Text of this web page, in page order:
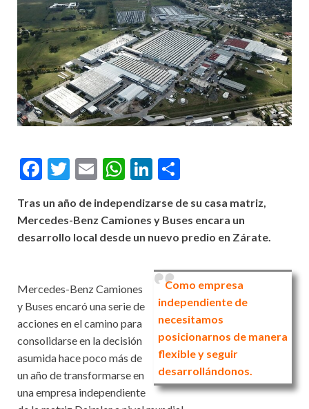
Facebook
Twitter
EmailWhatsApp
LinkedIn
Tras un año de independizarse de su casa matriz,
Mercedes-Benz Camiones y Buses encara un
desarrollo local desde un nuevo predio en Zárate.
Como empresa
independiente de
necesitamos
posicionarnos de manera
flexible y seguir
desarrollándonos.
Mercedes-Benz Camiones
y Buses encaró una serie de
acciones en el camino para
consolidarse en la decisión
asumida hace poco más de
un año de transformarse en
una empresa independiente